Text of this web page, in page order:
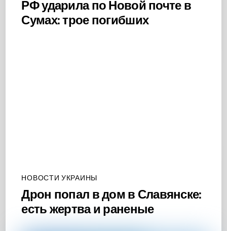
РФ ударила по Новой почте в
Сумах: трое погибших
НОВОСТИ УКРАИНЫ
Дрон попал в дом в Славянске:
есть жертва и раненые